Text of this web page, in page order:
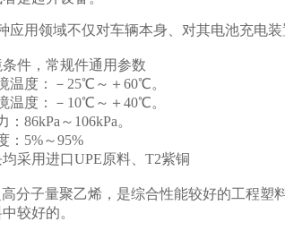
应用领域不仅对车辆本身、对其电池充电装
件，常规件通用参数
温度：－25℃～＋60℃。
温度：－10℃～＋40℃。
86kPa～106kPa。
：5%～95%
采用进口UPE原料、T2紫铜
分子量聚乙烯，是综合性能较好的工程
较好的。